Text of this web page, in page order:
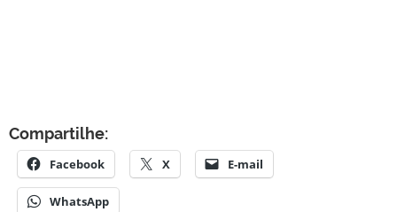
Compartilhe:
Facebook X E-mail
WhatsApp